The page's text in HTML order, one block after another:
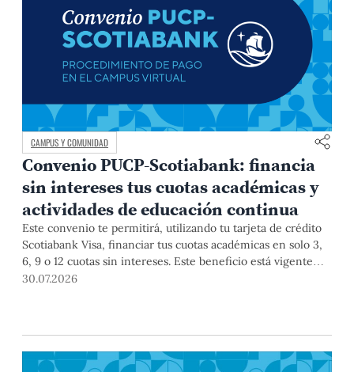
CAMPUS Y COMUNIDAD
Convenio PUCP-Scotiabank: financia
sin intereses tus cuotas académicas y
actividades de educación continua
Este convenio te permitirá, utilizando tu tarjeta de crédito
Scotiabank Visa, financiar tus cuotas académicas en solo 3,
6, 9 o 12 cuotas sin intereses. Este beneficio está vigente
hasta el 31 de diciembre de 2026, y aplica para pagos de
30.07.2026